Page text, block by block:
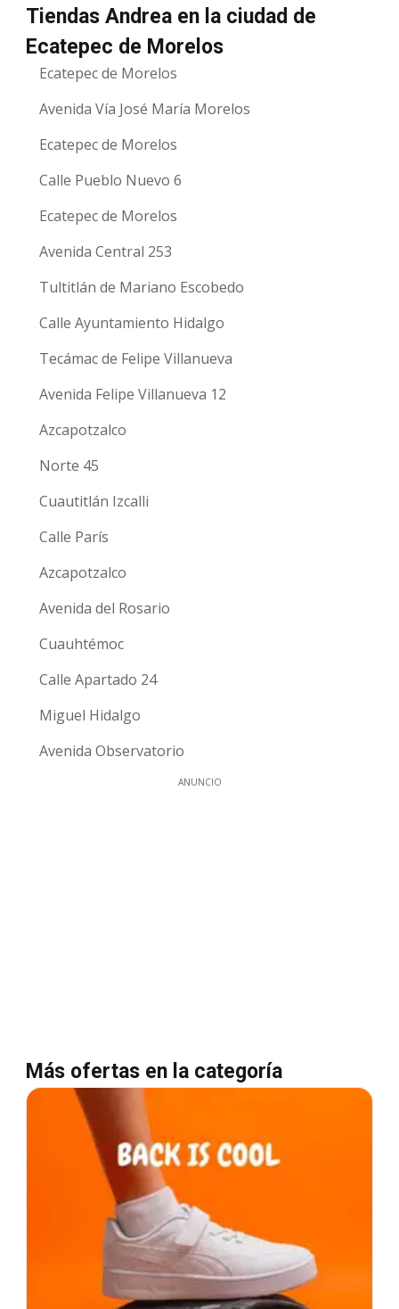
Tiendas Andrea en la ciudad de
Ecatepec de Morelos
Ecatepec de Morelos
Avenida Vía José María Morelos
Ecatepec de Morelos
Calle Pueblo Nuevo 6
Ecatepec de Morelos
Avenida Central 253
Tultitlán de Mariano Escobedo
Calle Ayuntamiento Hidalgo
Tecámac de Felipe Villanueva
Avenida Felipe Villanueva 12
Azcapotzalco
Norte 45
Cuautitlán Izcalli
Calle París
Azcapotzalco
Avenida del Rosario
Cuauhtémoc
Calle Apartado 24
Miguel Hidalgo
Avenida Observatorio
ANUNCIO
Más ofertas en la categoría